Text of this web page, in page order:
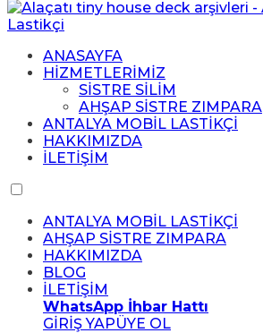
ANASAYFA
HİZMETLERİMİZ
SİSTRE SİLİM
AHŞAP SİSTRE ZIMPARA
ANTALYA MOBİL LASTİKÇİ
HAKKIMIZDA
İLETİŞİM
ANTALYA MOBİL LASTİKÇİ
AHŞAP SİSTRE ZIMPARA
HAKKIMIZDA
BLOG
İLETİŞİM
WhatsApp İhbar Hattı
GİRİŞ YAPÜYE OL